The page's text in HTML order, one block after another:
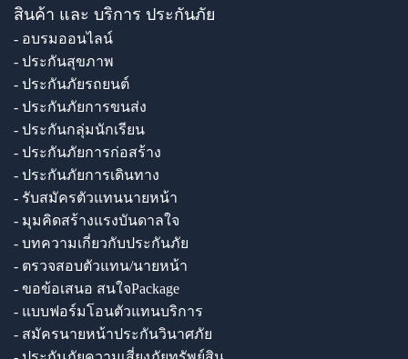
สินค้า และ บริการ ประกันภัย
- อบรมออนไลน์
- ประกันสุขภาพ
- ประกันภัยรถยนต์
- ประกันภัยการขนส่ง
- ประกันกลุ่มนักเรียน
- ประกันภัยการก่อสร้าง
- ประกันภัยการเดินทาง
- รับสมัครตัวแทนนายหน้า
- มุมคิดสร้างแรงบันดาลใจ
- บทความเกี่ยวกับประกันภัย
- ตรวจสอบตัวแทน/นายหน้า
- ขอข้อเสนอ สนใจPackage
- แบบฟอร์มโอนตัวแทนบริการ
- สมัครนายหน้าประกันวินาศภัย